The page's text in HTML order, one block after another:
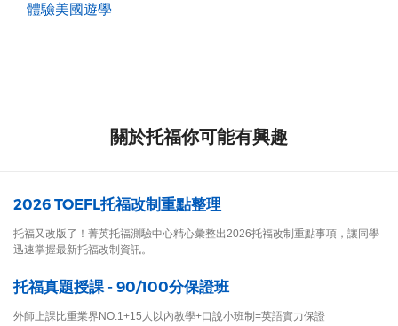
體驗美國遊學
關於托福你可能有興趣
2026 TOEFL托福改制重點整理
托福又改版了！菁英托福測驗中心精心彙整出2026托福改制重點事項，讓同學
迅速掌握最新托福改制資訊。
托福真題授課 - 90/100分保證班
外師上課比重業界NO.1+15人以內教學+口說小班制=英語實力保證